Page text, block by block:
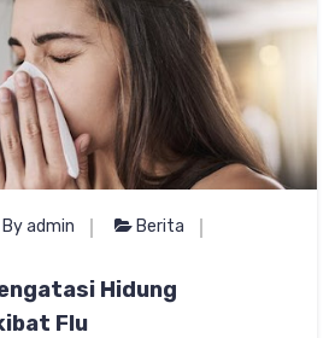
By admin
Berita
Hidung
Flu